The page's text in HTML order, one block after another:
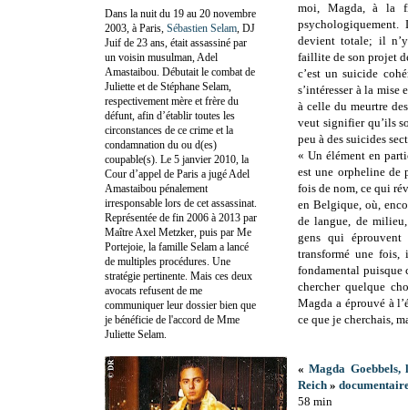
moi, Magda, à la
devient totale; il
faillite de son projet
c’est un suicide
s’intéresser à la mise
à celle du meurtre
veut signifier qu’ils
peu à des suicides
« Un élément en
est une orpheline de
fois de nom, ce qui
en Belgique, où,
de langue, de
gens qui
transformé une fois,
fondamental puisque
chercher quelque
Magda a éprouvé à
ce que je cherchais,
«Magda
Reich »
58 min
Dans la nuit du 19 au 20 novembre
2003, à Paris, Sébastien Selam , DJ
Juif de 23 ans, était assassiné par
un voisin musulman, Adel
Amastaibou. Débutait le combat de
Juliette et de Stéphane Selam,
respectivement mère et frère du
défunt, afin d’établir toutes les
circonstances de ce crime et la
condamnation du ou d(es)
coupable(s). Le 5 janvier 2010, la
Cour d’appel de Paris a jugé Adel
Amastaibou pénalement
irresponsable lors de cet assassinat.
Représentée de fin 2006 à 2013 par
Maître Axel Metzker, puis par Me
Portejoie, la famille Selam a lancé
de multiples procédures. Une
stratégie pertinente. Mais ces deux
avocats refusent de me
communiquer leur dossier bien que
je bénéficie de l'accord de Mme
Juliette Selam.